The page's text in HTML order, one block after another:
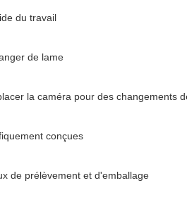
du travail
de lame
la caméra pour des changements
conçues
de prélèvement et d'emballage